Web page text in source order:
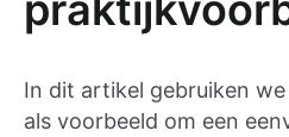
In dit artikel gebruiken
als voorbeeld om een